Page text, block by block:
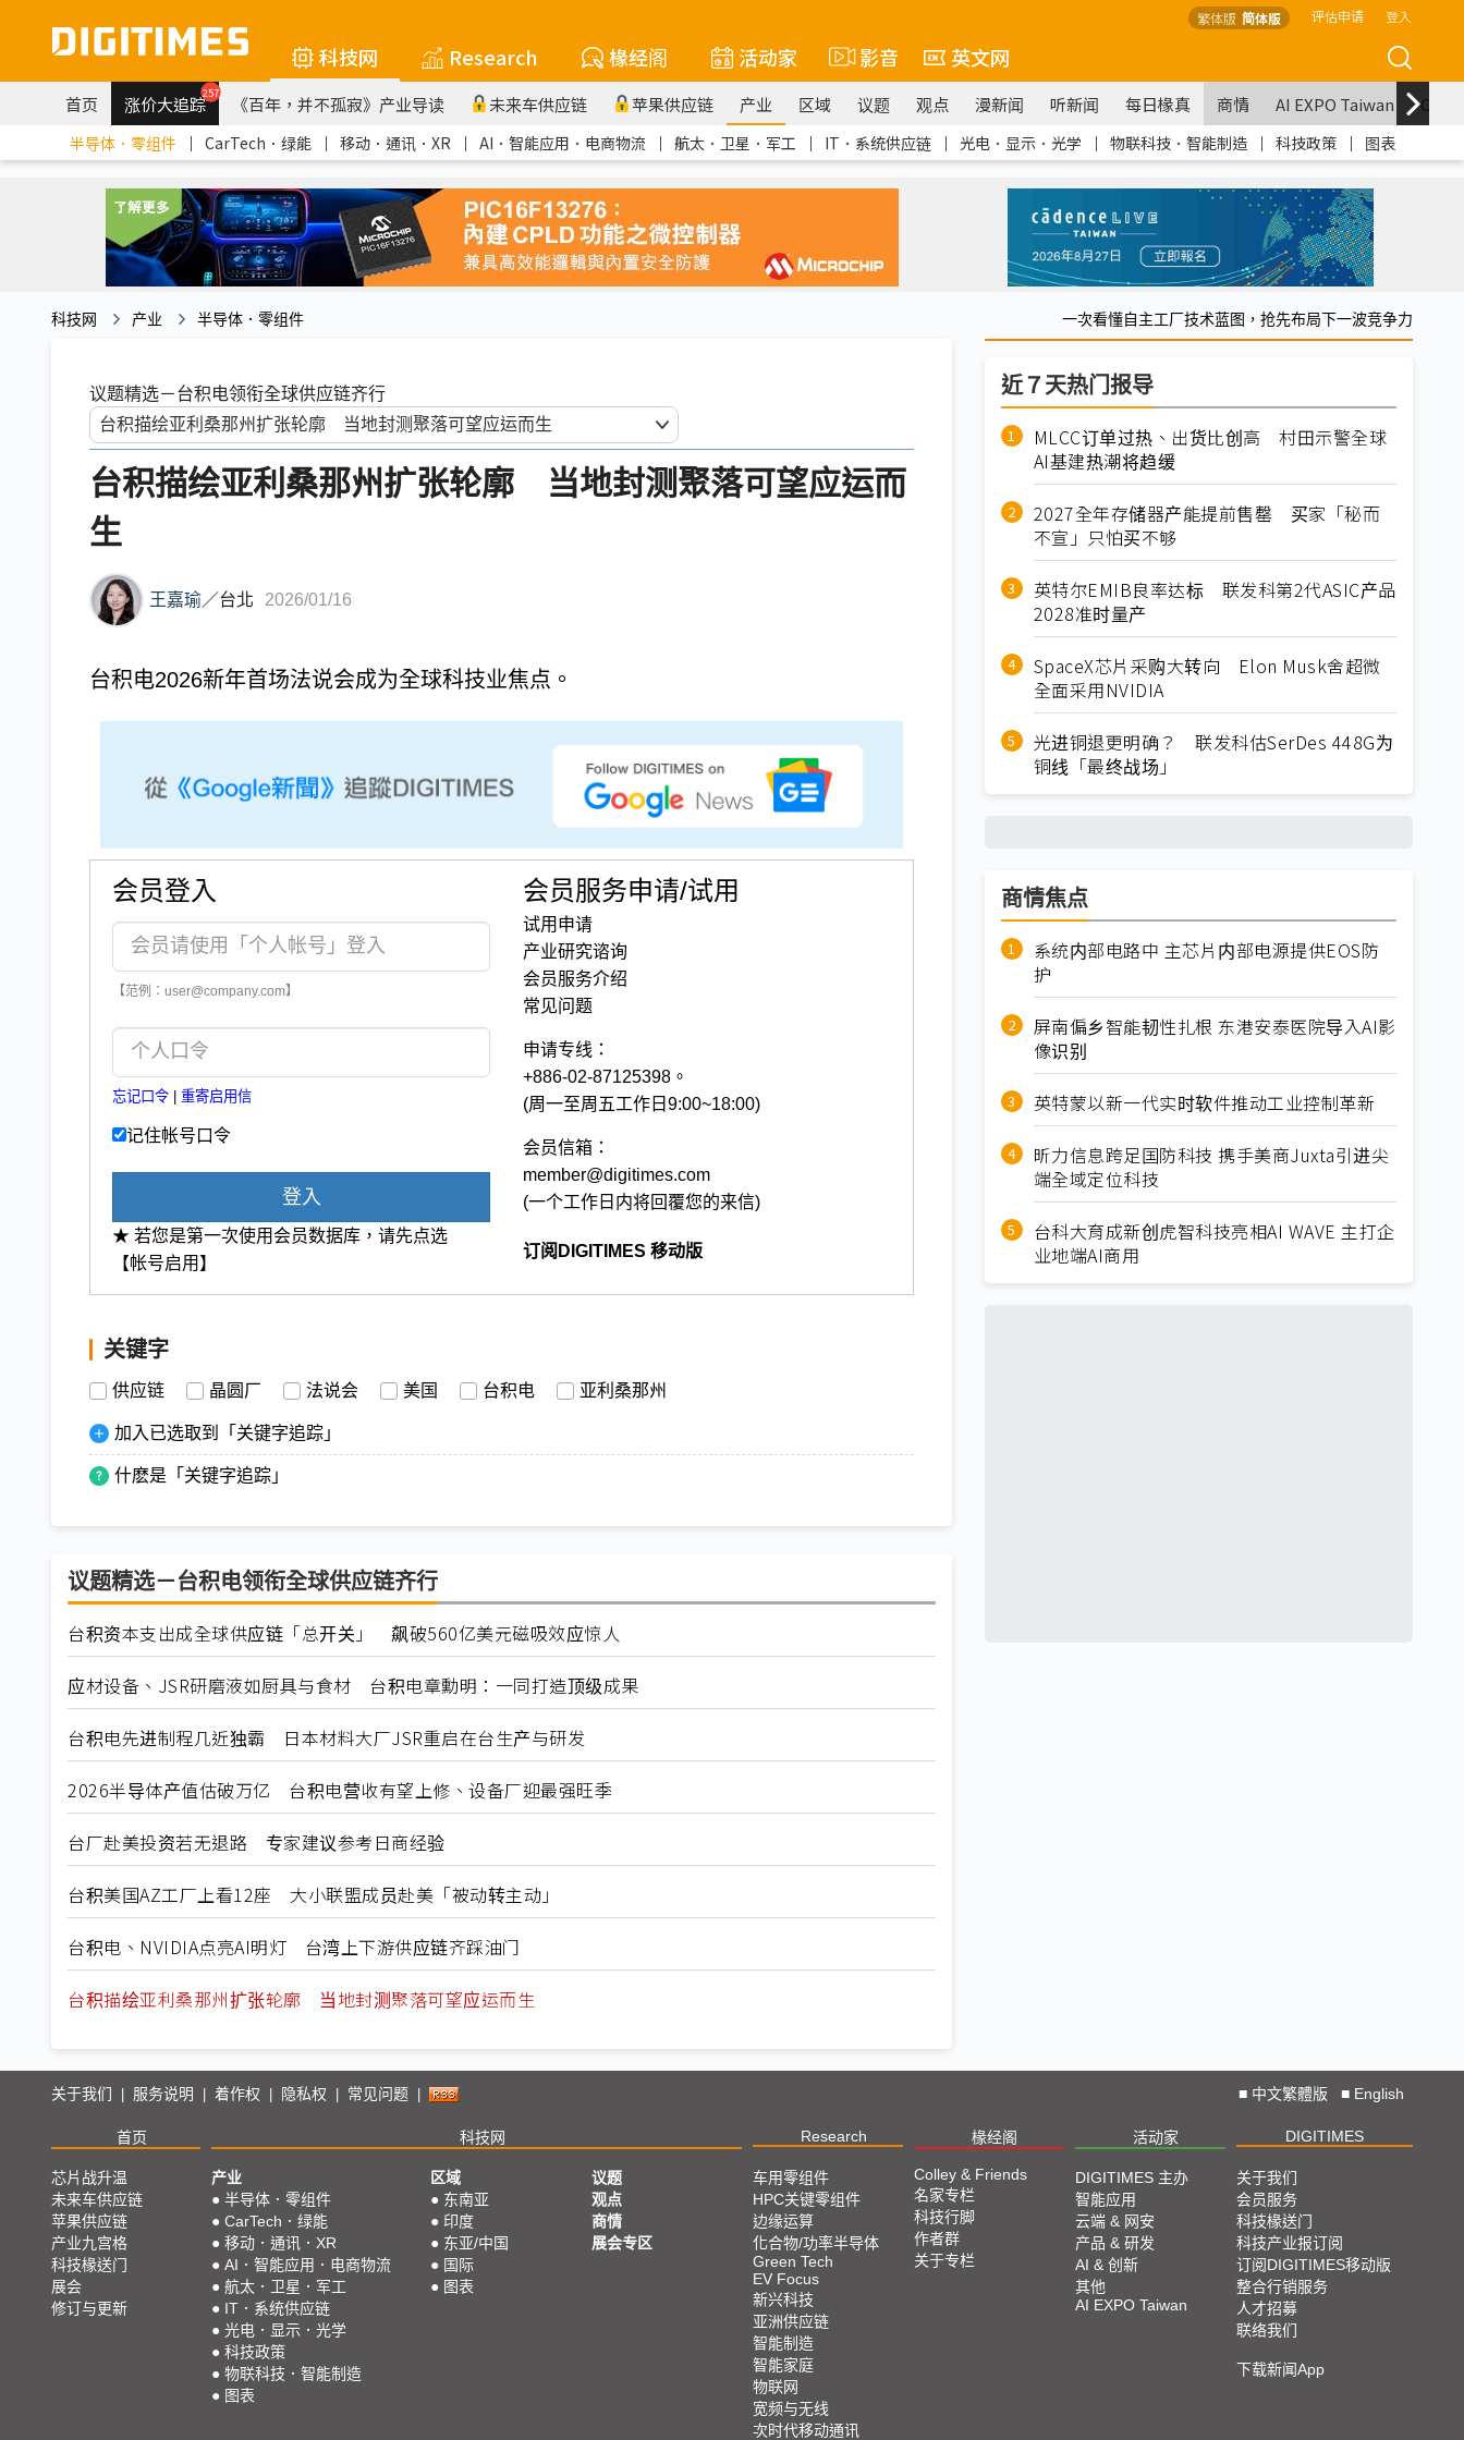
繁体版 简体版 评估申请 登入
科技网 Research 椽经阁 活动家 影音 英文网
首页 涨价大追踪257 《百年，并不孤寂》产业导读 未来车供应链 苹果供应链 产业 区域 议题 观点 漫新闻 听新闻 每日椽真 商情 AI EXPO Taiwan
半导体．零组件 ｜ CarTech．绿能 ｜ 移动．通讯．XR ｜ AI．智能应用．电商物流 ｜ 航太．卫星．军工 ｜ IT．系统供应链 ｜ 光电．显示．光学 ｜ 物联科技．智能制造 ｜ 科技政策 ｜ 图表
科技网 产业 半导体．零组件 一次看懂自主工厂技术蓝图，抢先布局下一波竞争力
议题精选－台积电领衔全球供应链齐行
台积描绘亚利桑那州扩张轮廓 当地封测聚落可望应运而
生
王嘉瑜 ／台北 2026/01/16
台积电2026新年首场法说会成为全球科技业焦点。
会员登入
【范例：user@company.com】
忘记口令 重寄启用信
记住帐号口令
登入
★ 若您是第一次使用会员数据库，请先点选
【帐号启用】
会员服务申请/试用
试用申请
产业研究谘询
会员服务介绍
常见问题
申请专线：
+886-02-87125398。
(周一至周五工作日9:00~18:00)
会员信箱：
member@digitimes.com
(一个工作日内将回覆您的来信)
订阅DIGITIMES 移动版
关键字
供应链 晶圆厂 法说会 美国 台积电 亚利桑那州
加入已选取到「关键字追踪」
什麽是「关键字追踪」
议题精选－台积电领衔全球供应链齐行
台积资本支出成全球供应链「总开关」 飙破560亿美元磁吸效应惊人
应材设备、JSR研磨液如厨具与食材 台积电章勳明：一同打造顶级成果
台积电先进制程几近独霸 日本材料大厂JSR重启在台生产与研发
2026半导体产值估破万亿 台积电营收有望上修、设备厂迎最强旺季
台厂赴美投资若无退路 专家建议参考日商经验
台积美国AZ工厂上看12座 大小联盟成员赴美「被动转主动」
台积电、NVIDIA点亮AI明灯 台湾上下游供应链齐踩油门
台积描绘亚利桑那州扩张轮廓 当地封测聚落可望应运而生
近７天热门报导
MLCC订单过热、出货比创高 村田示警全球
AI基建热潮将趋缓
2027全年存储器产能提前售罄 买家「秘而
不宣」只怕买不够
英特尔EMIB良率达标 联发科第2代ASIC产品
2028准时量产
SpaceX芯片采购大转向 Elon Musk舍超微
全面采用NVIDIA
光进铜退更明确？ 联发科估SerDes 448G为
铜线「最终战场」
商情焦点
系统内部电路中 主芯片内部电源提供EOS防
护
屏南偏乡智能韧性扎根 东港安泰医院导入AI影
像识别
英特蒙以新一代实时软件推动工业控制革新
昕力信息跨足国防科技 携手美商Juxta引进尖
端全域定位科技
台科大育成新创虎智科技亮相AI WAVE 主打企
业地端AI商用
关于我们 服务说明 着作权 隐私权 常见问题 ■ 中文繁體版 ■ English
首页 科技网 Research 椽经阁 活动家 DIGITIMES
芯片战升温
未来车供应链
苹果供应链
产业九宫格
科技椽送门
展会
修订与更新
产业
● 半导体．零组件
● CarTech．绿能
● 移动．通讯．XR
● AI．智能应用．电商物流
● 航太．卫星．军工
● IT．系统供应链
● 光电．显示．光学
● 科技政策
● 物联科技．智能制造
● 图表
区域
● 东南亚
● 印度
● 东亚/中国
● 国际
● 图表
议题
观点
商情
展会专区
车用零组件
HPC关键零组件
边缘运算
化合物/功率半导体
Green Tech
EV Focus
新兴科技
亚洲供应链
智能制造
智能家庭
物联网
宽频与无线
次时代移动通讯
Colley & Friends
名家专栏
科技行脚
作者群
关于专栏
DIGITIMES 主办
智能应用
云端 & 网安
产品 & 研发
AI & 创新
其他
AI EXPO Taiwan
关于我们
会员服务
科技椽送门
科技产业报订阅
订阅DIGITIMES移动版
整合行销服务
人才招募
联络我们
下载新闻App